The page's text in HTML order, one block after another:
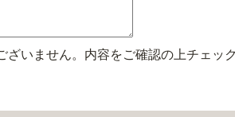
ざいません。内容をご確認の上チェッ